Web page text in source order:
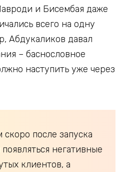
и Бисембая даже
всего на одну
Абдукаликов давал
– баснословное
наступить уже через
после запуска
негативные
клиентов, а